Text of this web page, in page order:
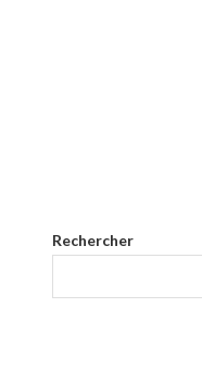
Rechercher